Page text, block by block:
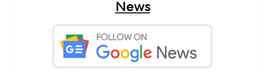
News